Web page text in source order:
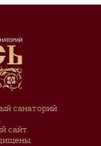
санаторий
.
сайт.